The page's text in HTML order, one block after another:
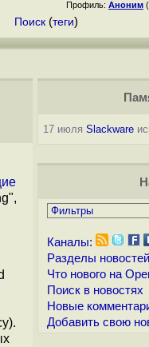
Профиль: Аноним (
Поиск (теги)
17 июля Slackware
Каналы:
Разделы новостей
Что нового на
Поиск в новостях
Новые
Добавить свою